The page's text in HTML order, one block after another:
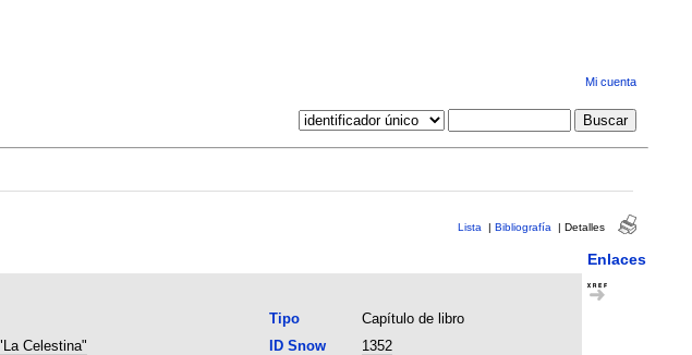
Mi cuenta
Lista | Bibliografía | Detalles
Enlaces
Tipo
Capítulo de libro
Celestina" ID Snow
1352